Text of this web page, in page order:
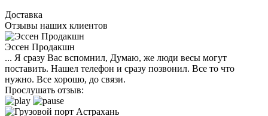
Доставка
Отзывы наших клиентов
Эссен Продакшн
... Я сразу Вас вспомнил, Думаю, же люди весы могут
поставить. Нашел телефон и сразу позвонил. Все то что
нужно. Все хорошо, до связи.
Прослушать отзыв: